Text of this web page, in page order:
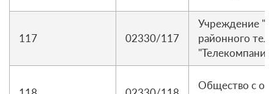
117 02330/117
Учреждение
районного
Общество с